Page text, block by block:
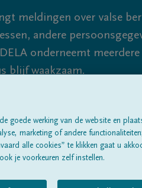
meldingen over valse
andere
onderneemt
blijf waakzaam.
rouwberichtenOver ons
goede werking van de website en
marketing of andere functionaliteiten;
alle cookies” te klikken gaat u
je voorkeuren zelf instellen.